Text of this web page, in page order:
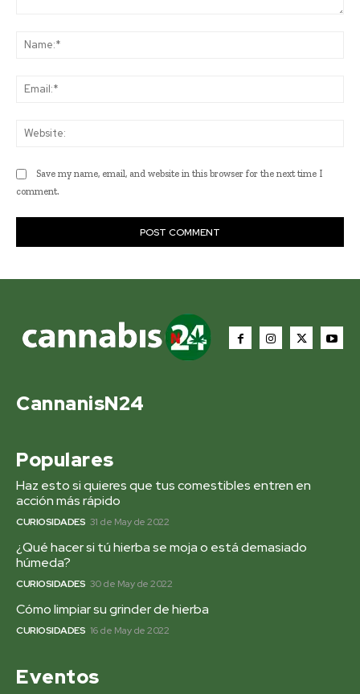
Save my name, email, and website in this browser for the next time I
comment.
CannanisN24
Populares
Haz esto si quieres que tus comestibles entren en
acción más rápido
CURIOSIDADES 31 de May de 2022
¿Qué hacer si tú hierba se moja o está demasiado
húmeda?
CURIOSIDADES 30 de May de 2022
Cómo limpiar su grinder de hierba
CURIOSIDADES 16 de May de 2022
Eventos